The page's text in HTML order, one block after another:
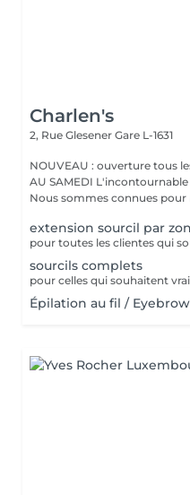
Charlen's
2, Rue Glesener Gare L-1631
NOUVEAU : ouverture tous
AU SAMEDI L'incontournable institut de beauté à Luxembourg.
Nous sommes connues pour
extension sourcil par
sourcils complets
pour celles qui souhaitent
Épilation au fil /